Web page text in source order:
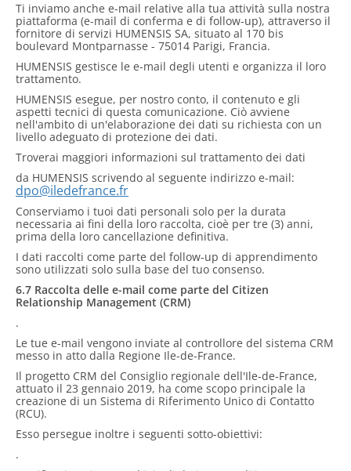
Ti inviamo anche e-mail relative alla tua attività sulla nostra
piattaforma (e-mail di conferma e di follow-up), attraverso il
fornitore di servizi HUMENSIS SA, situato al 170 bis
boulevard Montparnasse - 75014 Parigi, Francia.
HUMENSIS gestisce le e-mail degli utenti e organizza il loro
trattamento.
HUMENSIS esegue, per nostro conto, il contenuto e gli
aspetti tecnici di questa comunicazione. Ciò avviene
nell'ambito di un'elaborazione dei dati su richiesta con un
livello adeguato di protezione dei dati.
Troverai maggiori informazioni sul trattamento dei dati
da HUMENSIS scrivendo al seguente indirizzo e-mail:
dpo@iledefrance.fr
Conserviamo i tuoi dati personali solo per la durata
necessaria ai fini della loro raccolta, cioè per tre (3) anni,
prima della loro cancellazione definitiva.
I dati raccolti come parte del follow-up di apprendimento
sono utilizzati solo sulla base del tuo consenso.
6.7 Raccolta delle e-mail come parte del Citizen
Relationship Management (CRM)
.
Le tue e-mail vengono inviate al controllore del sistema CRM
messo in atto dalla Regione Ile-de-France.
Il progetto CRM del Consiglio regionale dell'Ile-de-France,
attuato il 23 gennaio 2019, ha come scopo principale la
creazione di un Sistema di Riferimento Unico di Contatto
(RCU).
Esso persegue inoltre i seguenti sotto-obiettivi:
.